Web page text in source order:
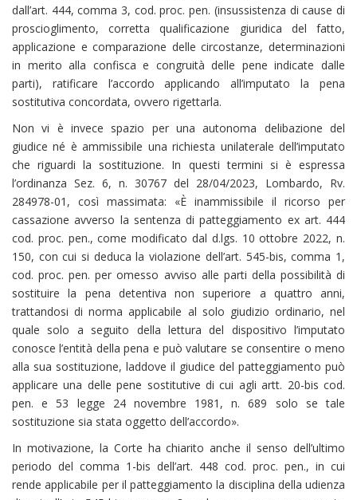
dall’art. 444, comma 3, cod. proc. pen. (insussistenza di cause di
proscioglimento, corretta qualificazione giuridica del fatto,
applicazione e comparazione delle circostanze, determinazioni
in merito alla confisca e congruità delle pene indicate dalle
parti), ratificare l’accordo applicando all’imputato la pena
sostitutiva concordata, ovvero rigettarla.
Non vi è invece spazio per una autonoma delibazione del
giudice né è ammissibile una richiesta unilaterale dell’imputato
che riguardi la sostituzione. In questi termini si è espressa
l’ordinanza Sez. 6, n. 30767 del 28/04/2023, Lombardo, Rv.
284978-01, così massimata: «È inammissibile il ricorso per
cassazione avverso la sentenza di patteggiamento ex art. 444
cod. proc. pen., come modificato dal d.lgs. 10 ottobre 2022, n.
150, con cui si deduca la violazione dell’art. 545-bis, comma 1,
cod. proc. pen. per omesso avviso alle parti della possibilità di
sostituire la pena detentiva non superiore a quattro anni,
trattandosi di norma applicabile al solo giudizio ordinario, nel
quale solo a seguito della lettura del dispositivo l’imputato
conosce l’entità della pena e può valutare se consentire o meno
alla sua sostituzione, laddove il giudice del patteggiamento può
applicare una delle pene sostitutive di cui agli artt. 20-bis cod.
pen. e 53 legge 24 novembre 1981, n. 689 solo se tale
sostituzione sia stata oggetto dell’accordo».
In motivazione, la Corte ha chiarito anche il senso dell’ultimo
periodo del comma 1-bis dell’art. 448 cod. proc. pen., in cui
rende applicabile per il patteggiamento la disciplina della udienza